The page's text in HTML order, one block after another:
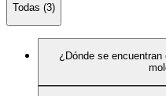
Todas (3)
¿Dónde se encuentran